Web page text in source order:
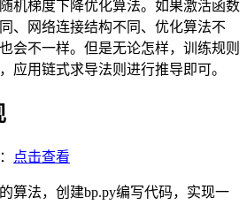
机梯度下降优化算法。如果激活函数
、网络连接结构不同、优化算法不
会不一样。但是无论怎样，训练规则
应用链式求导法则进行推导即可。
点击查看
算法，创建bp.py编写代码，实现一